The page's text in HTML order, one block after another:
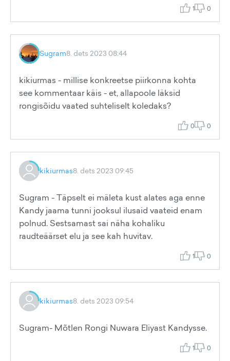
1 0
Sugram8. dets 2023 08:44
kikiurmas - millise konkreetse piirkonna kohta
see kommentaar käis - et, allapoole läksid
rongisõidu vaated suhteliselt koledaks?
0 0
kikiurmas8. dets 2023 09:45
Sugram - Täpselt ei mäleta kust alates aga enne
Kandy jaama tunni jooksul ilusaid vaateid enam
polnud. Sestsamast sai näha kohaliku
raudteäärset elu ja see kah huvitav.
1 0
kikiurmas8. dets 2023 09:54
Sugram- Mõtlen Rongi Nuwara Eliyast Kandysse.
1 0